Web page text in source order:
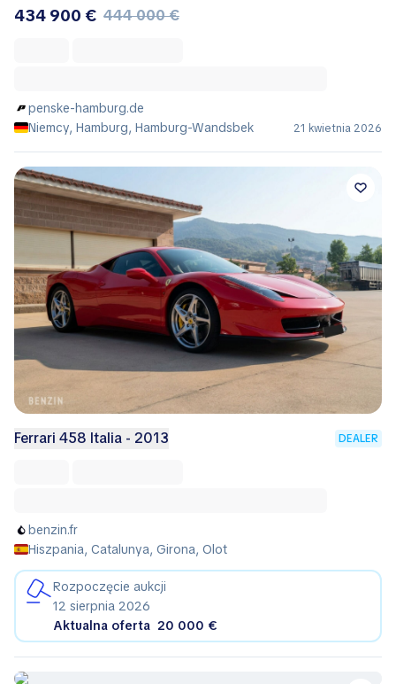
434 900 € 444 000 €
penske-hamburg.de
Niemcy, Hamburg, Hamburg-Wandsbek
21 kwietnia 2026
Ferrari 458 Italia - 2013 DEALER
benzin.fr
Hiszpania, Catalunya, Girona, Olot
Rozpoczęcie aukcji
12 sierpnia 2026
Aktualna oferta 20 000 €